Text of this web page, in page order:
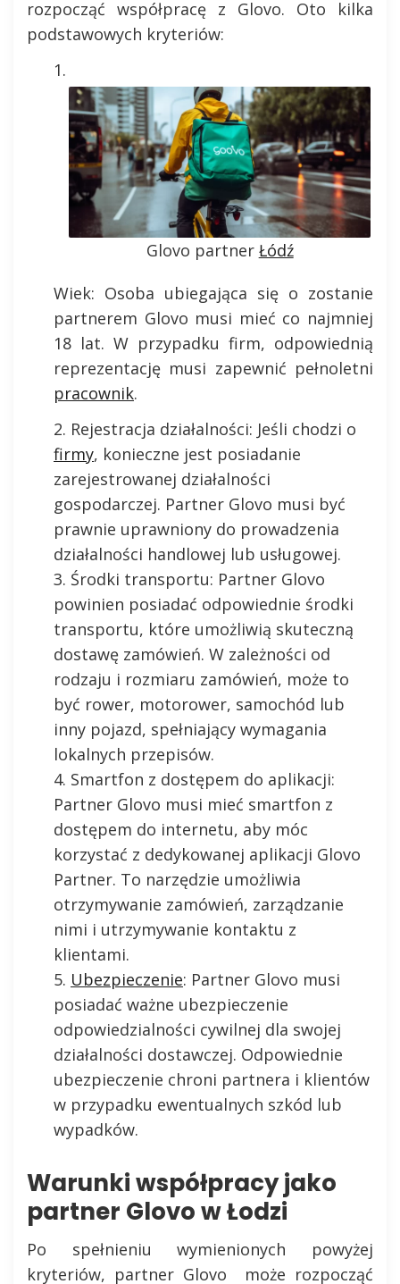
rozpocząć współpracę z Glovo. Oto kilka
podstawowych kryteriów:
Glovo partner Łódź
Wiek: Osoba ubiegająca się o zostanie
partnerem Glovo musi mieć co najmniej
18 lat. W przypadku firm, odpowiednią
reprezentację musi zapewnić pełnoletni
pracownik.
Rejestracja działalności: Jeśli chodzi o
firmy, konieczne jest posiadanie
zarejestrowanej działalności
gospodarczej. Partner Glovo musi być
prawnie uprawniony do prowadzenia
działalności handlowej lub usługowej.
Środki transportu: Partner Glovo
powinien posiadać odpowiednie środki
transportu, które umożliwią skuteczną
dostawę zamówień. W zależności od
rodzaju i rozmiaru zamówień, może to
być rower, motorower, samochód lub
inny pojazd, spełniający wymagania
lokalnych przepisów.
Smartfon z dostępem do aplikacji:
Partner Glovo musi mieć smartfon z
dostępem do internetu, aby móc
korzystać z dedykowanej aplikacji Glovo
Partner. To narzędzie umożliwia
otrzymywanie zamówień, zarządzanie
nimi i utrzymywanie kontaktu z
klientami.
Ubezpieczenie: Partner Glovo musi
posiadać ważne ubezpieczenie
odpowiedzialności cywilnej dla swojej
działalności dostawczej. Odpowiednie
ubezpieczenie chroni partnera i klientów
w przypadku ewentualnych szkód lub
wypadków.
Warunki współpracy jako
partner Glovo w Łodzi
Po spełnieniu wymienionych powyżej
kryteriów, partner Glovo może rozpocząć